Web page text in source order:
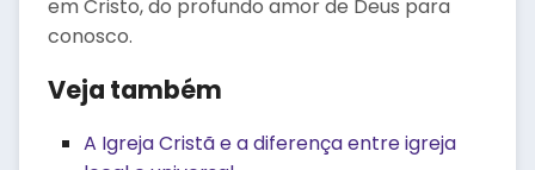
em Cristo, do profundo amor de Deus para
conosco.
Veja também
A Igreja Cristã e a diferença entre igreja